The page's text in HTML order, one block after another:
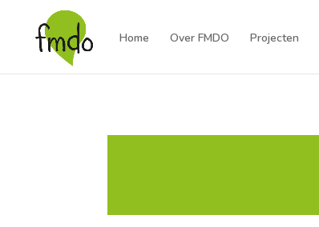
Home Over FMDO Projecten